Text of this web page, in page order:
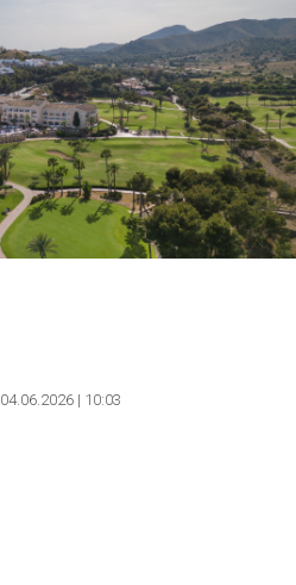
04.06.2026 | 10:03